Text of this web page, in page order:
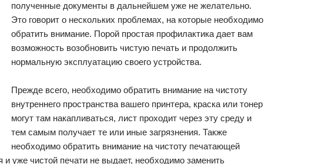
полученные документы в дальнейшем уже не желательно.
Это говорит о нескольких проблемах, на которые необходимо
обратить внимание. Порой простая профилактика дает вам
возможность возобновить чистую печать и продолжить
нормальную эксплуатацию своего устройства.
Прежде всего, необходимо обратить внимание на чистоту
внутреннего пространства вашего принтера, краска или тонер
могут там накапливаться, лист проходит через эту среду и
тем самым получает те или иные загрязнения. Также
необходимо обратить внимание на чистоту печатающей
и уже чистой печати не выдает, необходимо заменить